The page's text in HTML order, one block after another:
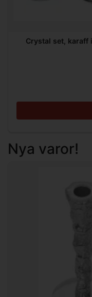
Crystal set, karaff
Nya varor!